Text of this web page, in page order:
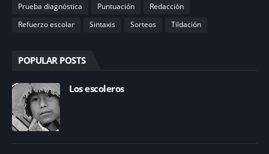
Prueba diagnóstica
Puntuación
Redacción
Refuerzo escolar
Sintaxis Sorteos Tildación
POPULAR POSTS
Los escoleros